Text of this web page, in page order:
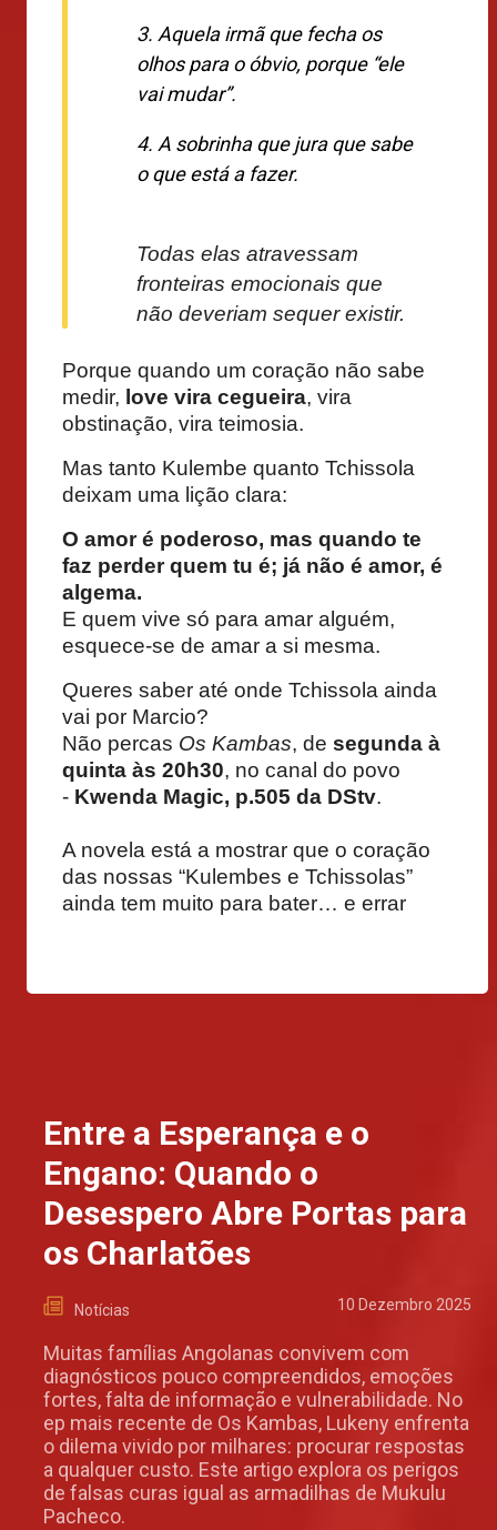
3. Aquela irmã que fecha os
olhos para o óbvio, porque “ele
vai mudar”.
4. A sobrinha que jura que sabe
o que está a fazer.
Todas elas atravessam
fronteiras emocionais que
não deveriam sequer existir.
Porque quando um coração não sabe
medir, love vira cegueira, vira
obstinação, vira teimosia.
Mas tanto Kulembe quanto Tchissola
deixam uma lição clara:
O amor é poderoso, mas quando te
faz perder quem tu é; já não é amor, é
algema.
E quem vive só para amar alguém,
esquece-se de amar a si mesma.
Queres saber até onde Tchissola ainda
vai por Marcio?
Não percas Os Kambas, de segunda à
quinta às 20h30, no canal do povo
- Kwenda Magic, p.505 da DStv.
A novela está a mostrar que o coração
das nossas “Kulembes e Tchissolas”
ainda tem muito para bater… e errar
Entre a Esperança e o
Engano: Quando o
Desespero Abre Portas para
os Charlatões
Notícias 10 Dezembro 2025
Muitas famílias Angolanas convivem com
diagnósticos pouco compreendidos, emoções
fortes, falta de informação e vulnerabilidade. No
ep mais recente de Os Kambas, Lukeny enfrenta
o dilema vivido por milhares: procurar respostas
a qualquer custo. Este artigo explora os perigos
de falsas curas igual as armadilhas de Mukulu
Pacheco.